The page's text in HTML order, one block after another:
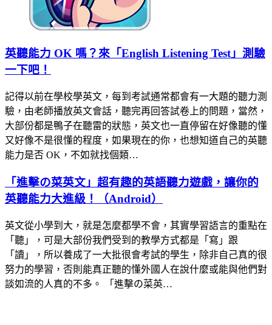
英聽能力 OK 嗎？來「English Listening Test」測驗
一下吧！
記得以前在學校學英文，每到考試通常都會有一大題的聽力測
驗，由老師播放英文會話，聽完再回答試卷上的問題，當然，
大部份都是鴨子在聽雷的狀態，英文也一直停留在好像聽的懂
又好像不是很懂的程度，如果現在的你，也想知道自己的英聽
能力是否 OK，不如就找個類…
「進擊の菜英文」超有趣的英語聽力遊戲，讓你的
英聽能力大進級！（Android）
英文從小學到大，就是怎麼都學不會，其實學習語言的重點在
「聽」，可是大部份我們受到的教學方式都是「寫」跟
「讀」，所以養成了一大批很會考試的學生，除非自己真的很
努力的學習，否則能真正聽的懂外國人在說什麼或能與他們對
談如流的人真的不多。 「進擊の菜英…